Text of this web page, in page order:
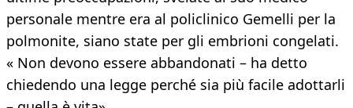
personale mentre era al policlinico Gemelli per la
polmonite, siano state per gli embrioni congelati.
« Non devono essere abbandonati – ha detto
chiedendo una legge perché sia più facile adottarli